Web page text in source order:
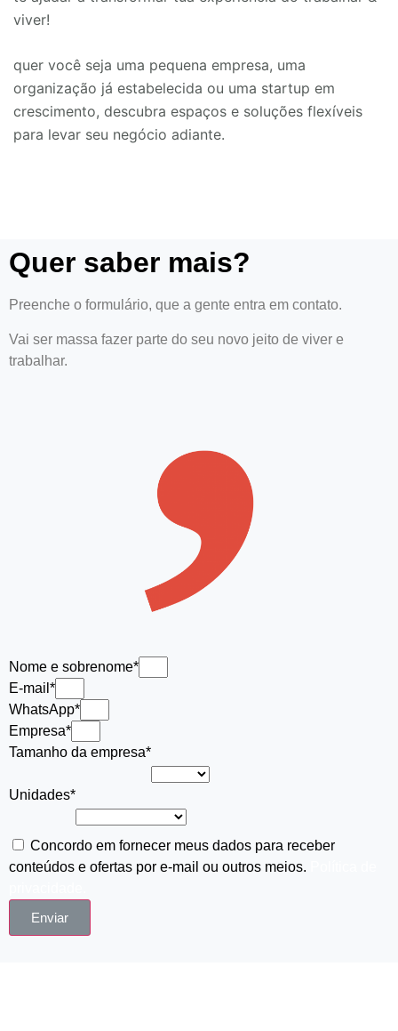
viver!
quer você seja uma pequena empresa, uma
organização já estabelecida ou uma startup em
crescimento, descubra espaços e soluções flexíveis
para levar seu negócio adiante.
Quer saber mais?
Preenche o formulário, que a gente entra em contato.
Vai ser massa fazer parte do seu novo jeito de viver e
trabalhar.
Nome e sobrenome*
E-mail*
WhatsApp*
Empresa*
Tamanho da empresa*
Unidades*
Concordo em fornecer meus dados para receber
conteúdos e ofertas por e-mail ou outros meios.
Enviar